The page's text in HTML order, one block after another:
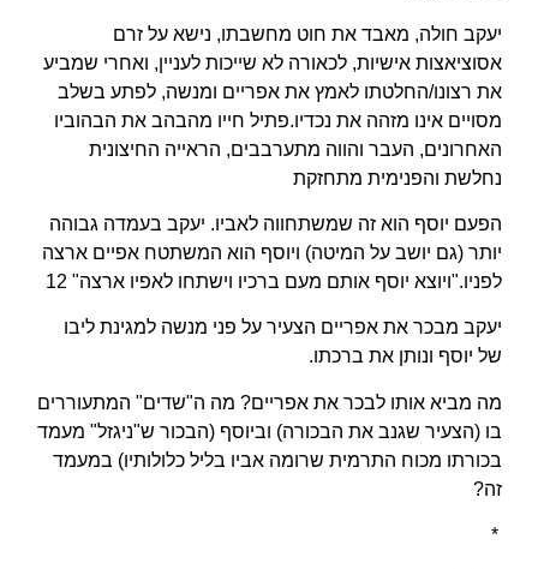
יעקב חולה, מאבד את חוט מחשבתו, נישא על זרם
אסוציאצות אישיות, לכאורה לא שייכות לעניין, ואחרי שמביע
את רצונו/החלטתו לאמץ את אפריים ומנשה, לפתע בשלב
מסויים אינו מזהה את נכדיו.פתיל חייו מהבהב את הבהוביו
האחרונים, העבר והווה מתערבבים, הראייה החיצונית
נחלשת והפנימית מתחזקת
הפעם יוסף הוא זה שמשתחווה לאביו. יעקב בעמדה גבוהה
יותר (גם יושב על המיטה) ויוסף הוא המשתטח אפיים ארצה
לפניו."ויוצא יוסף אותם מעם ברכיו וישתחו לאפיו ארצה" 12
יעקב מבכר את אפריים הצעיר על פני מנשה למגינת ליבו
של יוסף ונותן את ברכתו.
מה מביא אותו לבכר את אפריים? מה ה"שדים" המתעוררים
בו (הצעיר שגנב את הבכורה) וביוסף (הבכור ש"ניגזל" מעמד
בכורתו מכוח התרמית שרומה אביו בליל כלולותיו) במעמד
זה?
*